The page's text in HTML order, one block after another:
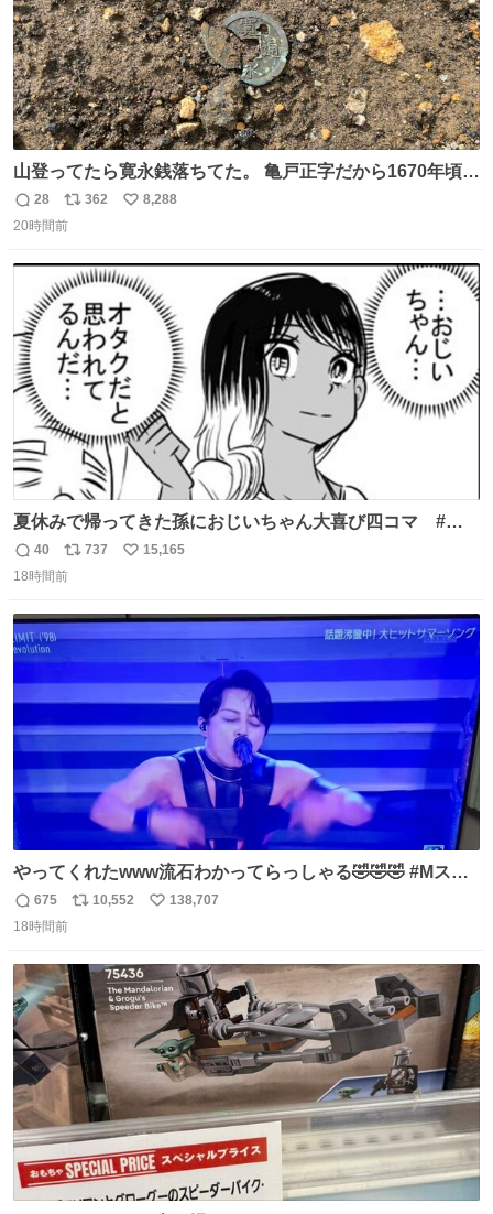
山登ってたら寛永銭落ちてた。 亀戸正字だから1670年頃に
鋳造されたもの。
返
信
28
リ
ポ
ト
数
362
い
数
8,288
20時間前
夏休みで帰ってきた孫におじいちゃん大喜び四コマ #四
コマ漫画 #Web漫画 #漫画が読めるハッシュタグ
返
信
40
リ
ポ
ト
737
い
数
15,165
18時間前
やってくれたwww流石わかってらっしゃる🤣🤣🤣 #Mステ
#西川貴教
返
信
675
リ
ト
数
10,552
い
数
138,707
18時間前